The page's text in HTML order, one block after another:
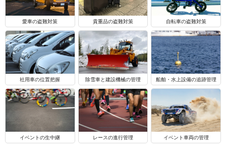
愛車の盗難対策 貴重品の盗難対策 自転車の盗難対策
社用車の位置把握 除雪車と建設機械の管理 船舶・水上設備の追跡管理
イベントの生中継 レースの進行管理 イベント車両の管理